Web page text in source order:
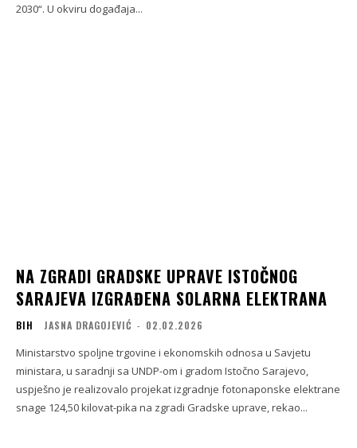
2030“. U okviru događaja...
NA ZGRADI GRADSKE UPRAVE ISTOČNOG
SARAJEVA IZGRAĐENA SOLARNA ELEKTRANA
BIH JASNA DRAGOJEVIĆ - 02.02.2026
Ministarstvo spoljne trgovine i ekonomskih odnosa u Savjetu
ministara, u saradnji sa UNDP-om i gradom Istočno Sarajevo,
uspješno je realizovalo projekat izgradnje fotonaponske elektrane
snage 124,50 kilovat-pika na zgradi Gradske uprave, rekao...